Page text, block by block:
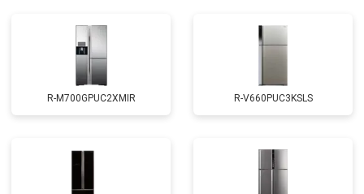
R-M700GPUC2XMIR R-V660PUC3KSLS